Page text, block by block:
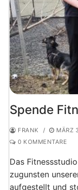
Spende
FRANK / MÄRZ
0 KOMMENTARE
Das
zugunsten
aufgestellt und